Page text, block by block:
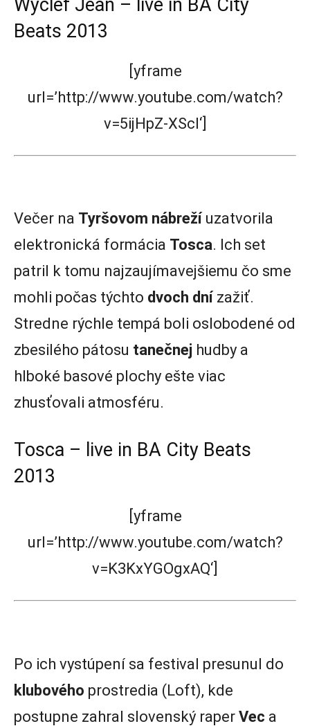
Wyclef Jean – live in BA City
Beats 2013
[yframe
url=’http://www.youtube.com/watch?
v=5ijHpZ-XScI‘]
Večer na Tyršovom nábrežíuzatvorila
elektronická formácia Tosca. Ich set
patril k tomu najzaujímavejšiemu čo sme
mohli počas týchto dvoch dnízažiť.
Stredne rýchle tempá boli oslobodené od
zbesilého pátosu tanečnej hudby a
hlboké basové plochy ešte viac
zhusťovali atmosféru.
Tosca – live in BA City Beats
2013
[yframe
url=’http://www.youtube.com/watch?
v=K3KxYGOgxAQ‘]
Po ich vystúpení sa festival presunul do
klubového prostredia (Loft), kde
postupne zahral slovenský raper Vec a